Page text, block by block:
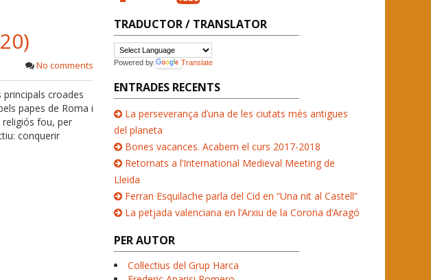
No comments
croades
papes de Roma i
religiós fou, per
conquerir
TRADUCTOR / TRANSLATOR
Powered by Translate
ENTRADES RECENTS
La perseverança d’una de les ciutats més antigues
del planeta
Bones vacances. Acabem el curs 2017-2018
Retornats a l’International Medieval Meeting de
Lleida
Ferran Esquilache parla del Cid en “Una nit al Castell”
La petjada valenciana en l’Arxiu de la Corona d’Aragó
PER AUTOR
Col·lectius del Grup Harca